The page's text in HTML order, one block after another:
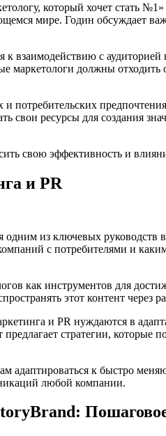
который хочет стать
мире. Годин обсуждает
взаимодействию с
маркетологи должны
потребительских
свои ресурсы для создания
свою эффективность и
и PR
из ключевых
с потребителями и
как инструментов для
этот контент
и PR нуждаются в
стратегии, которые
к быстро
любой компании.